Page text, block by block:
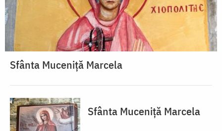
Sfânta Muceniță Marcela
Sfânta Muceniță Marcela